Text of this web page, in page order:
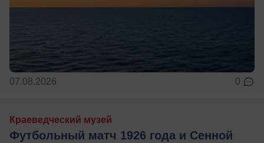
07.08.2026 0
Краеведческий музей
Футбольный матч 1926 года и Сенной